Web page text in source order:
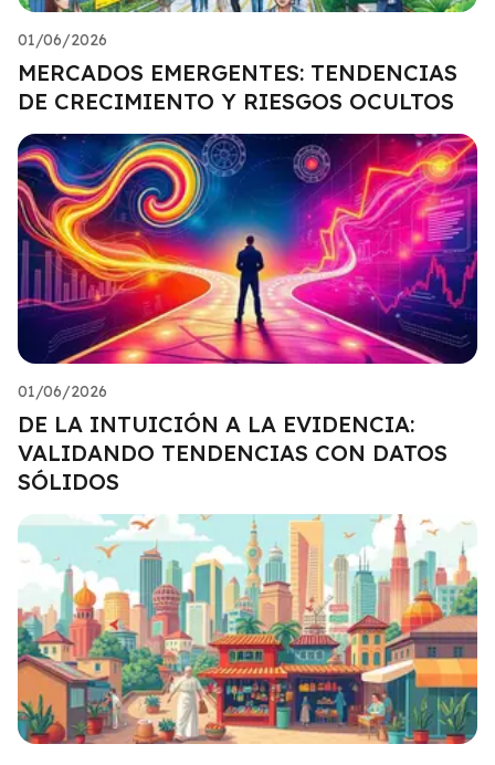
01/06/2026
MERCADOS EMERGENTES: TENDENCIAS
DE CRECIMIENTO Y RIESGOS OCULTOS
01/06/2026
DE LA INTUICIÓN A LA EVIDENCIA:
VALIDANDO TENDENCIAS CON DATOS
SÓLIDOS